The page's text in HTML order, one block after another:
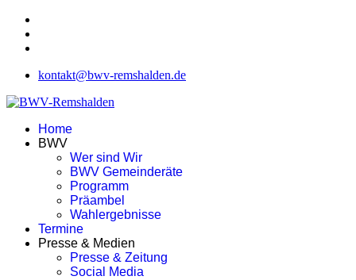
kontakt@bwv-remshalden.de
Home
BWV
Wer sind Wir
BWV Gemeinderäte
Programm
Präambel
Wahlergebnisse
Termine
Presse & Medien
Presse & Zeitung
Social Media